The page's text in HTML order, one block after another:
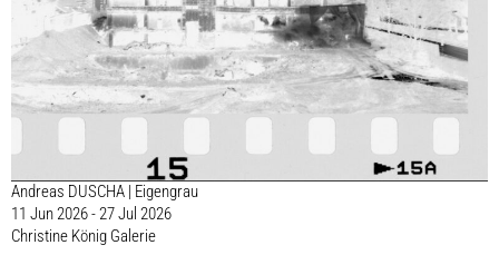
Andreas DUSCHA | Eigengrau
11 Jun 2026 - 27 Jul 2026
Christine König Galerie